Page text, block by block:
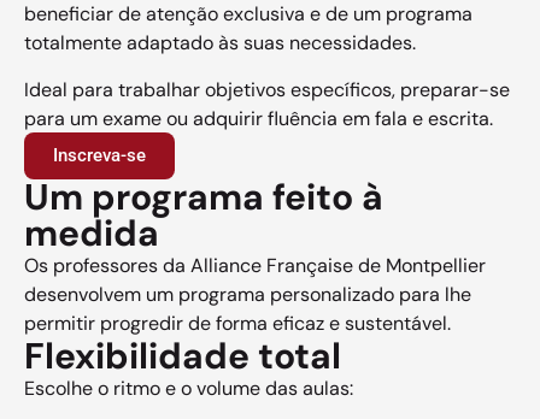
beneficiar de atenção exclusiva e de um programa
totalmente adaptado às suas necessidades.
Ideal para trabalhar objetivos específicos, preparar-se
para um exame ou adquirir fluência em fala e escrita.
Inscreva-se
Um programa feito à
medida
Os professores da Alliance Française de Montpellier
desenvolvem um programa personalizado para lhe
permitir progredir de forma eficaz e sustentável.
Flexibilidade total
Escolhe o ritmo e o volume das aulas: